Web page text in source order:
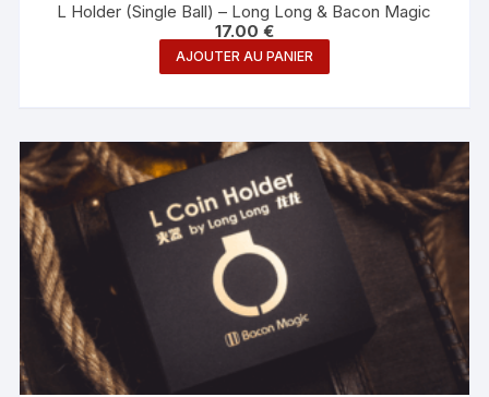
L Holder (Single Ball) – Long Long & Bacon Magic
17.00 €
AJOUTER AU PANIER